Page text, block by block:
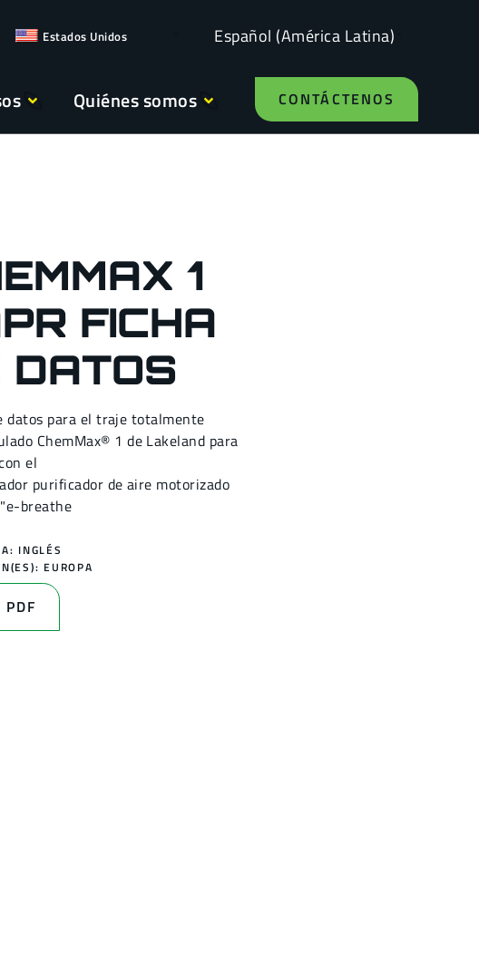
Estados Unidos Español (América Latina)
Quiénes somos CONTÁCTENOS
1
FICHA
DATOS
datos para el traje totalmente
ChemMax® 1 de Lakeland para
el
purificador de aire motorizado
"e-breathe
INGLÉS
EUROPA
PDF